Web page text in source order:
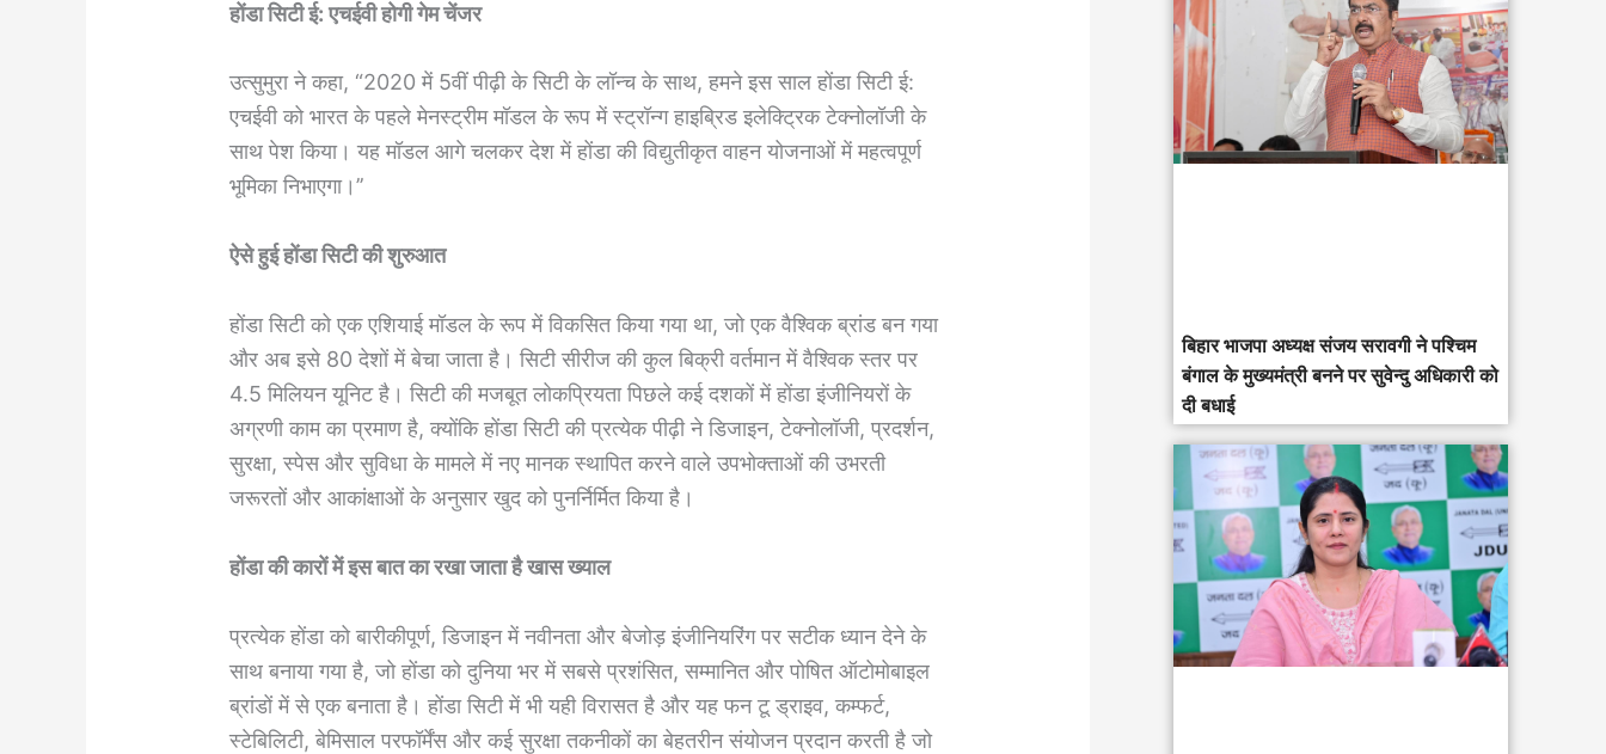
होंडा सिटी ई: एचईवी होगी गेम चेंजर
उत्सुमुरा ने कहा, “2020 में 5वीं पीढ़ी के सिटी के लॉन्च के साथ, हमने इस साल होंडा सिटी ई:
एचईवी को भारत के पहले मेनस्ट्रीम मॉडल के रूप में स्ट्रॉन्ग हाइब्रिड इलेक्ट्रिक टेक्नोलॉजी के
साथ पेश किया। यह मॉडल आगे चलकर देश में होंडा की विद्युतीकृत वाहन योजनाओं में महत्वपूर्ण
भूमिका निभाएगा।’’
ऐसे हुई होंडा सिटी की शुरुआत
होंडा सिटी को एक एशियाई मॉडल के रूप में विकसित किया गया था, जो एक वैश्विक ब्रांड बन गया
और अब इसे 80 देशों में बेचा जाता है। सिटी सीरीज की कुल बिक्री वर्तमान में वैश्विक स्तर पर
4.5 मिलियन यूनिट है। सिटी की मजबूत लोकप्रियता पिछले कई दशकों में होंडा इंजीनियरों के
अग्रणी काम का प्रमाण है, क्योंकि होंडा सिटी की प्रत्येक पीढ़ी ने डिजाइन, टेक्‍नोलॉजी, प्रदर्शन,
सुरक्षा, स्पेस और सुविधा के मामले में नए मानक स्थापित करने वाले उपभोक्ताओं की उभरती
जरूरतों और आकांक्षाओं के अनुसार खुद को पुनर्निर्मित किया है।
होंडा की कारों में इस बात का रखा जाता है खास ख्याल
प्रत्येक होंडा को बारीकीपूर्ण, डिजाइन में नवीनता और बेजोड़ इंजीनियरिंग पर सटीक ध्यान देने के
साथ बनाया गया है, जो होंडा को दुनिया भर में सबसे प्रशंसित, सम्मानित और पोषित ऑटोमोबाइल
ब्रांडों में से एक बनाता है। होंडा सिटी में भी यही विरासत है और यह फन टू ड्राइव, कम्फर्ट,
स्टेबिलिटी, बेमिसाल परफॉर्मेंस और कई सुरक्षा तकनीकों का बेहतरीन संयोजन प्रदान करती है जो
‎बिहार भाजपा अध्यक्ष संजय सरावगी ने पश्चिम
बंगाल के मुख्यमंत्री बनने पर सुवेन्दु अधिकारी को
दी बधाई